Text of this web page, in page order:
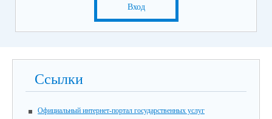
Вход
Ссылки
Официальный интернет-портал государственных услуг